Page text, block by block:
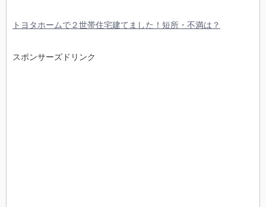
トヨタホームで２世帯住宅建てました！短所・不満は？
スポンサーズドリンク